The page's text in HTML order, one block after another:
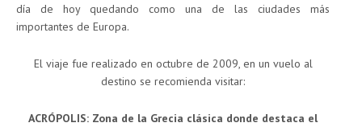
día de hoy quedando como una de las ciudades más
importantes de Europa.
El viaje fue realizado en octubre de 2009, en un vuelo al
destino se recomienda visitar:
ACRÓPOLIS: Zona de la Grecia clásica donde destaca el